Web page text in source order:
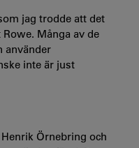
jag trodde att det
Många av de
använder
inte är just
Örnebring och